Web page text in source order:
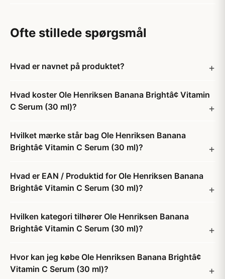
Ofte stillede spørgsmål
Hvad er navnet på produktet?
Hvad koster Ole Henriksen Banana Brightâ¢ Vitamin
C Serum (30 ml)?
Hvilket mærke står bag Ole Henriksen Banana
Brightâ¢ Vitamin C Serum (30 ml)?
Hvad er EAN / Produktid for Ole Henriksen Banana
Brightâ¢ Vitamin C Serum (30 ml)?
Hvilken kategori tilhører Ole Henriksen Banana
Brightâ¢ Vitamin C Serum (30 ml)?
Hvor kan jeg købe Ole Henriksen Banana Brightâ¢
Vitamin C Serum (30 ml)?